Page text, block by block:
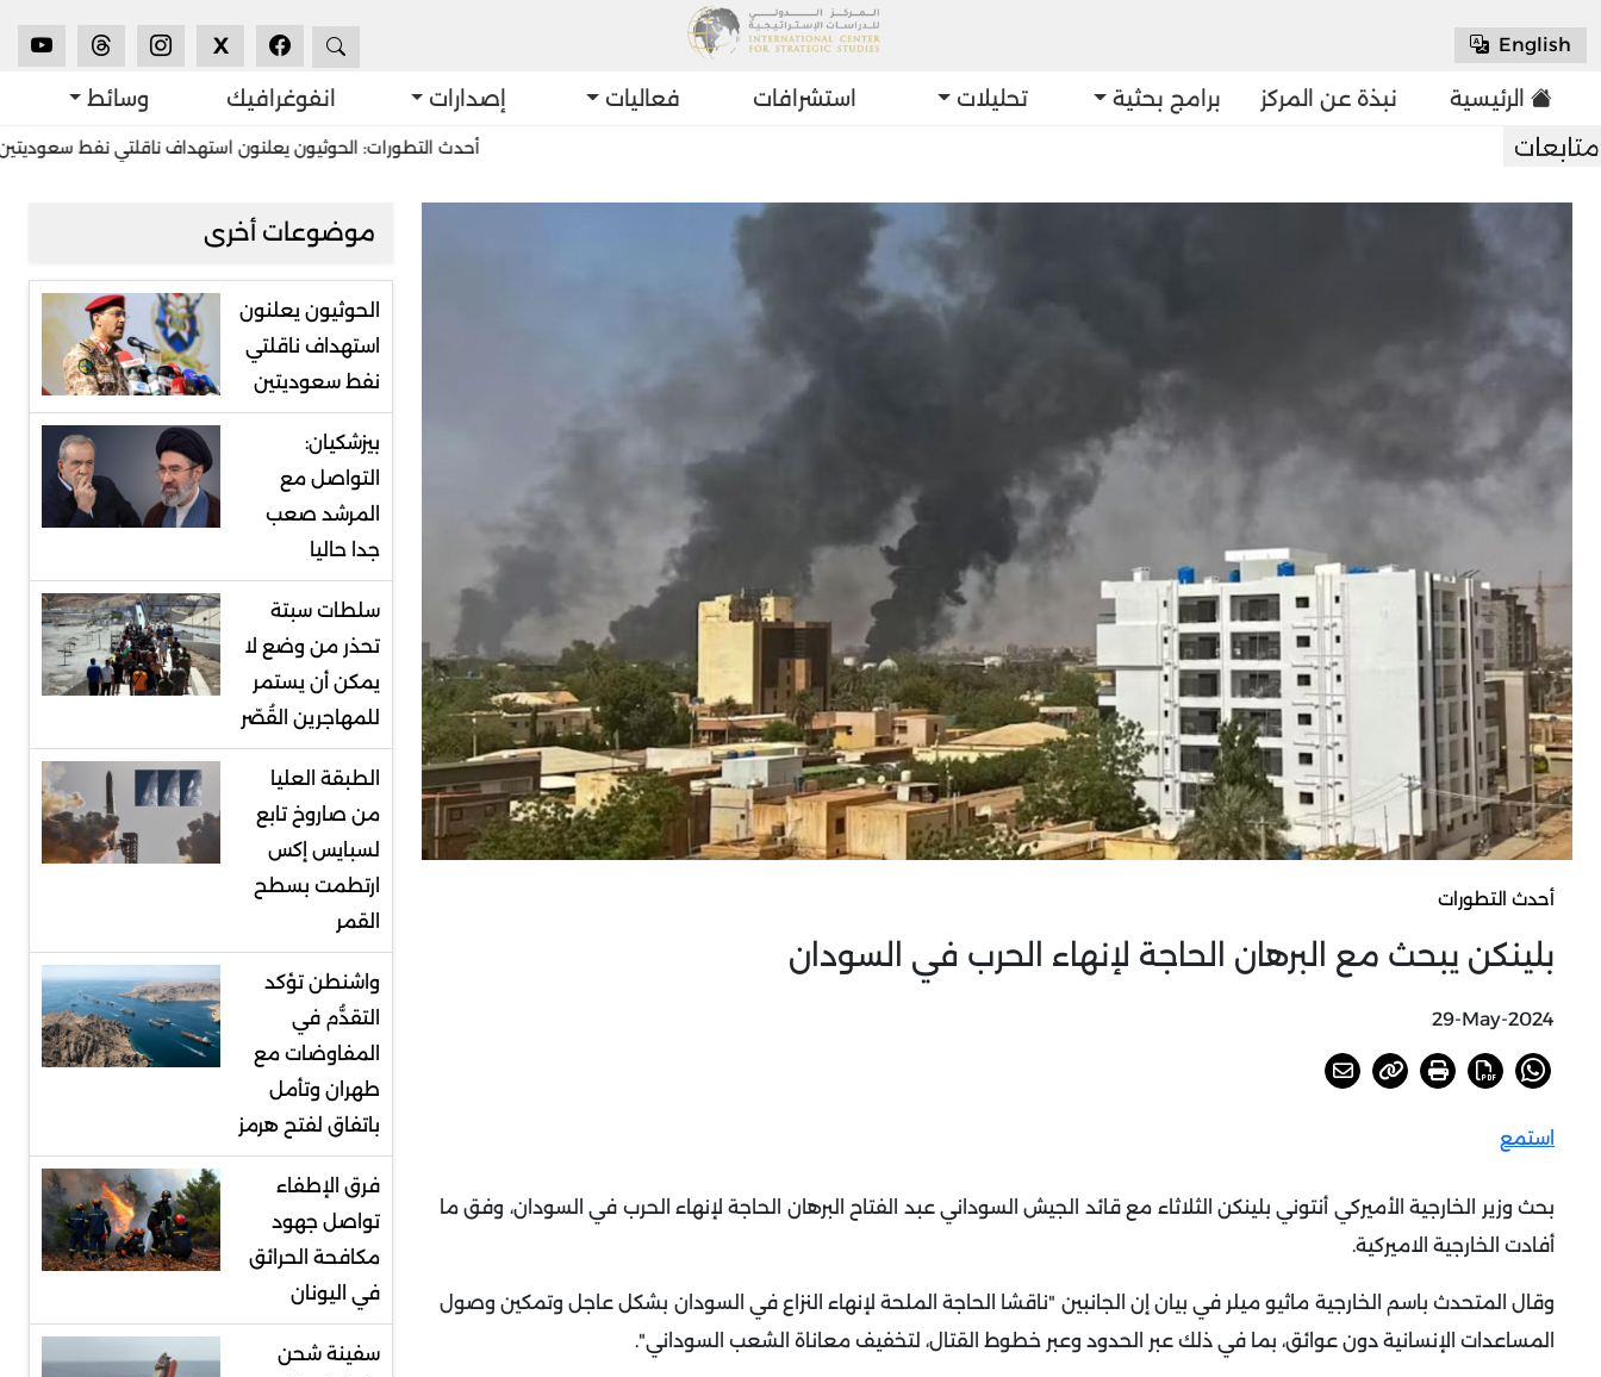
English
X
الرئيسية نبذة عن المركز برامج بحثية تحليلات استشرافات فعاليات إصدارات انفوغرافيك وسائط
أحدث التطورات: الحوثيون يعلنون استهداف ناقلتي نفط سعوديتين
أحدث التطورات
بلينكن يبحث مع البرهان الحاجة لإنهاء الحرب في السودان
29-May-2024
استمع
بحث وزير الخارجية الأميركي أنتوني بلينكن الثلاثاء مع قائد الجيش السوداني عبد الفتاح البرهان الحاجة لإنهاء الحرب في السودان، وفق ما
أفادت الخارجية الاميركية.
وقال المتحدث باسم الخارجية ماثيو ميلر في بيان إن الجانبين "ناقشا الحاجة الملحة لإنهاء النزاع في السودان بشكل عاجل وتمكين وصول
المساعدات الإنسانية دون عوائق، بما في ذلك عبر الحدود وعبر خطوط القتال، لتخفيف معاناة الشعب السوداني".
موضوعات أخرى
الحوثيون يعلنون
استهداف ناقلتي
نفط سعوديتين
بيزشكيان:
التواصل مع
المرشد صعب
جدا حاليا
سلطات سبتة
تحذر من وضع لا
يمكن أن يستمر
للمهاجرين القُصّر
الطبقة العليا
من صاروخ تابع
لسبايس إكس
ارتطمت بسطح
القمر
واشنطن تؤكد
التقدُّم في
المفاوضات مع
طهران وتأمل
باتفاق لفتح هرمز
فرق الإطفاء
تواصل جهود
مكافحة الحرائق
في اليونان
سفينة شحن